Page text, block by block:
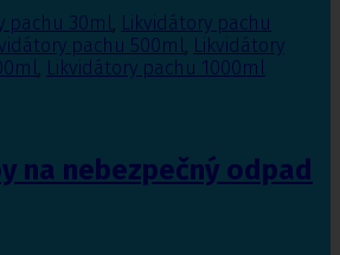
pachu 30ml, Likvidátory pachu
pachu 500ml, Likvidátory
, Likvidátory pachu 1000ml
na nebezpečný odpad